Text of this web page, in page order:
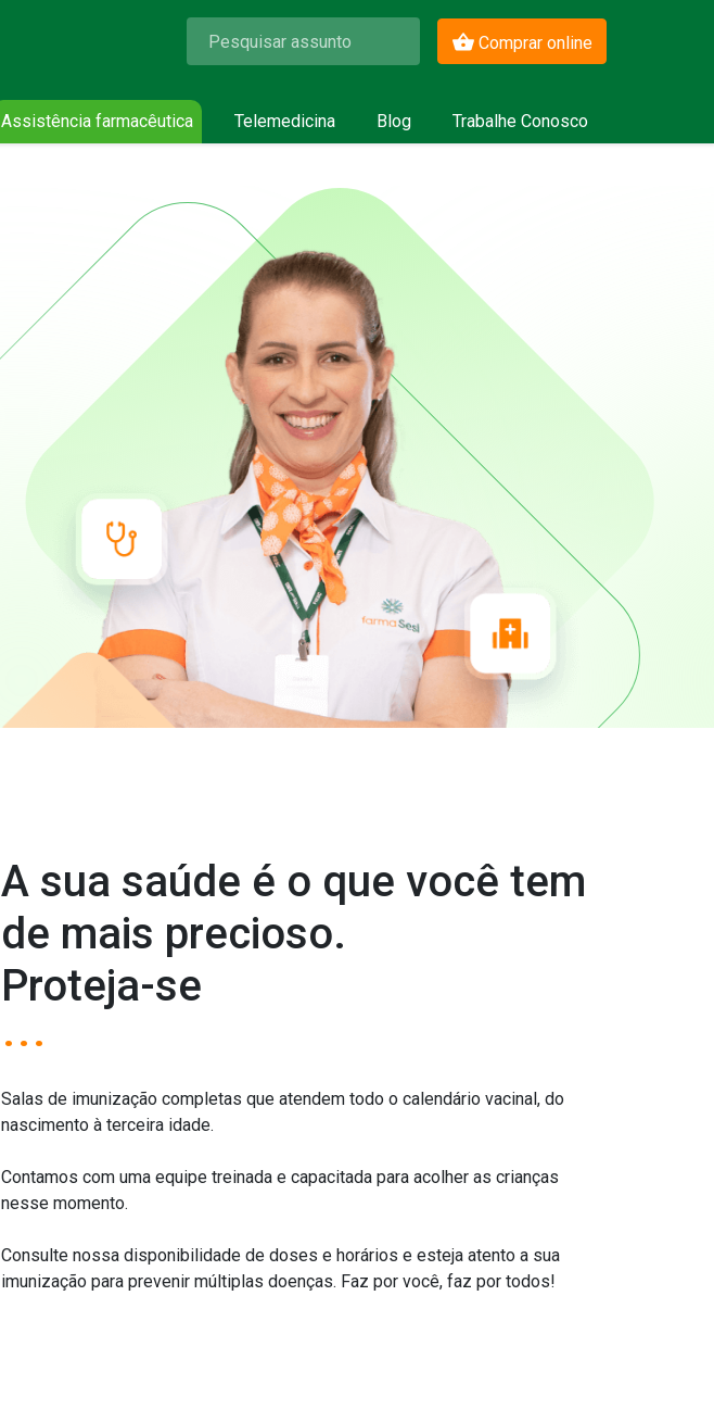
Comprar online
Assistência farmacêutica Telemedicina Blog Trabalhe Conosco
A sua saúde é o que você tem
de mais precioso.
Proteja-se
...
Salas de imunização completas que atendem todo o calendário vacinal, do
nascimento à terceira idade.
Contamos com uma equipe treinada e capacitada para acolher as crianças
nesse momento.
Consulte nossa disponibilidade de doses e horários e esteja atento a sua
imunização para prevenir múltiplas doenças. Faz por você, faz por todos!